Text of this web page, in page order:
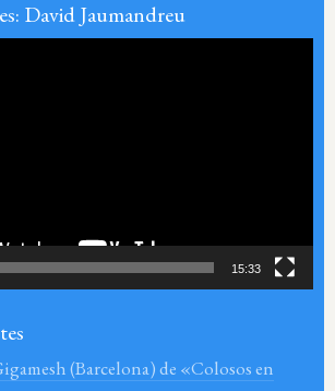
David Jaumandreu
15:33
(Barcelona) de «Colosos en